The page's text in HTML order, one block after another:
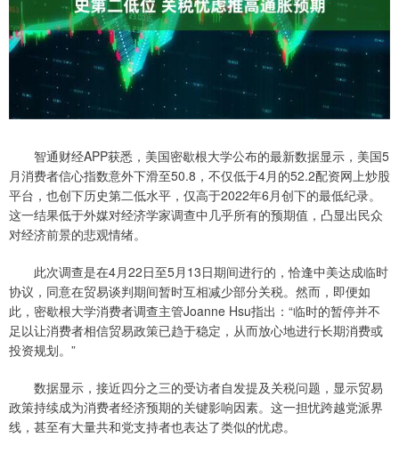
智通财经APP获悉，美国密歇根大学公布的最新数据显示，美国5
月消费者信心指数意外下滑至50.8，不仅低于4月的52.2配资网上炒股
平台，也创下历史第二低水平，仅高于2022年6月创下的最低纪录。
这一结果低于外媒对经济学家调查中几乎所有的预期值，凸显出民众
对经济前景的悲观情绪。
此次调查是在4月22日至5月13日期间进行的，恰逢中美达成临时
协议，同意在贸易谈判期间暂时互相减少部分关税。然而，即便如
此，密歇根大学消费者调查主管Joanne Hsu指出：“临时的暂停并不
足以让消费者相信贸易政策已趋于稳定，从而放心地进行长期消费或
投资规划。”
数据显示，接近四分之三的受访者自发提及关税问题，显示贸易
政策持续成为消费者经济预期的关键影响因素。这一担忧跨越党派界
线，甚至有大量共和党支持者也表达了类似的忧虑。